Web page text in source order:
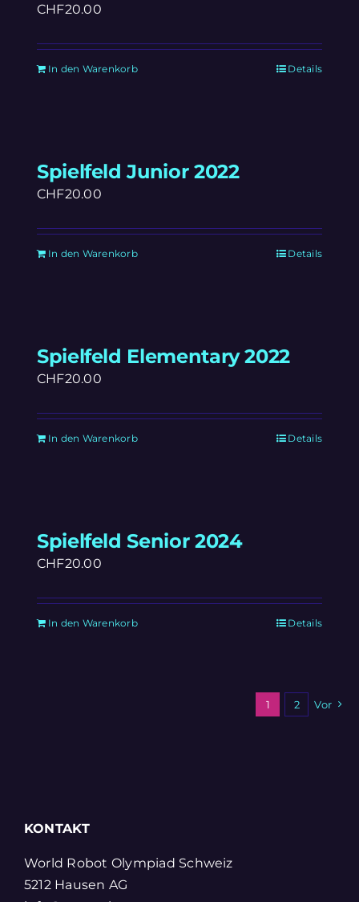
CHF20.00
In den Warenkorb Details
Spielfeld Junior 2022
CHF20.00
In den Warenkorb Details
Spielfeld Elementary 2022
CHF20.00
In den Warenkorb Details
Spielfeld Senior 2024
CHF20.00
In den Warenkorb Details
1 2 Vor
KONTAKT
World Robot Olympiad Schweiz
5212 Hausen AG